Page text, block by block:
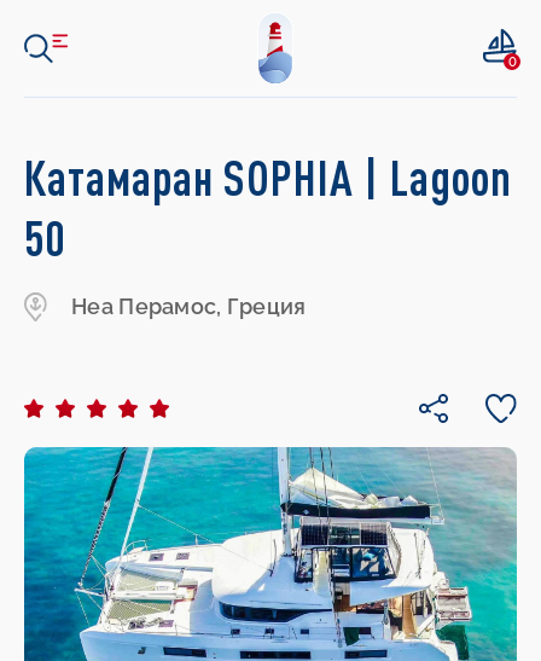
0
Катамаран SOPHIA | Lagoon
50
Неа Перамос, Греция